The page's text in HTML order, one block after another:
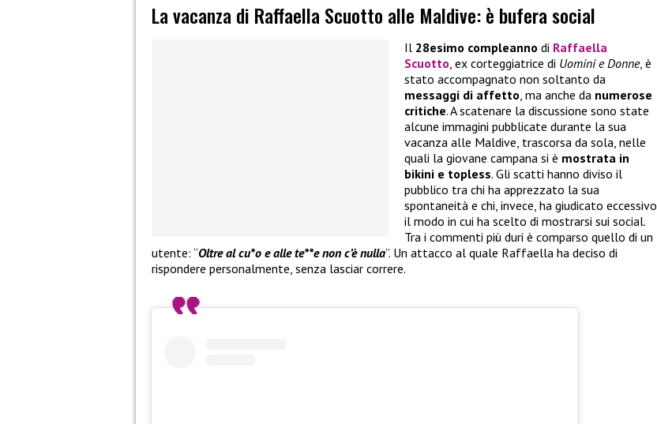
La vacanza di Raffaella Scuotto alle Maldive: è bufera social
Il 28esimo compleanno di Raffaella
Scuotto, ex corteggiatrice di Uomini e Donne, è
stato accompagnato non soltanto da
messaggi di affetto, ma anche da numerose
critiche. A scatenare la discussione sono state
alcune immagini pubblicate durante la sua
vacanza alle Maldive, trascorsa da sola, nelle
quali la giovane campana si è mostrata in
bikini e topless. Gli scatti hanno diviso il
pubblico tra chi ha apprezzato la sua
spontaneità e chi, invece, ha giudicato eccessivo
il modo in cui ha scelto di mostrarsi sui social.
Tra i commenti più duri è comparso quello di un
utente: “Oltre al cu*o e alle te**e non c’è nulla”. Un attacco al quale Raffaella ha deciso di
rispondere personalmente, senza lasciar correre.